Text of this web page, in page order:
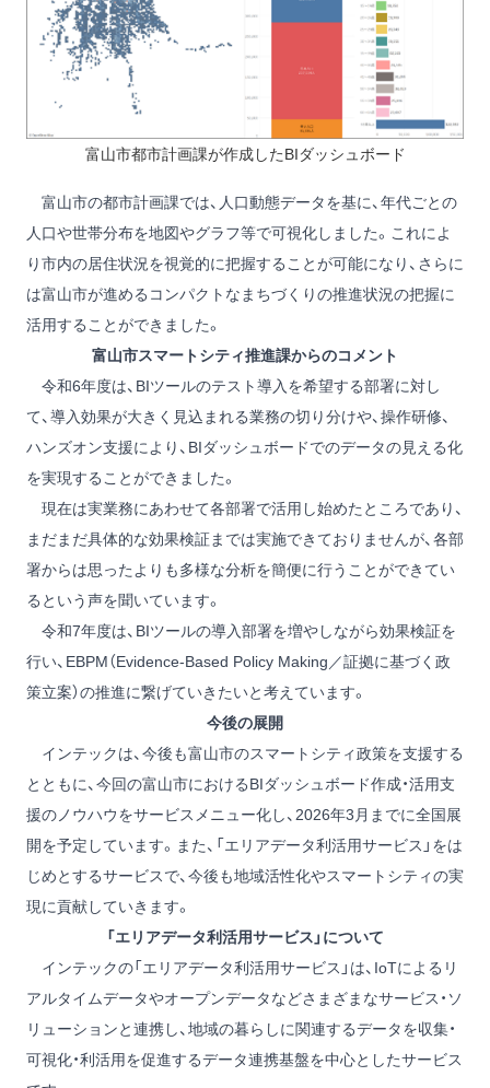
富山市都市計画課が作成したBIダッシュボード
富山市の都市計画課では、人口動態データを基に、年代ごとの
人口や世帯分布を地図やグラフ等で可視化しました。これによ
り市内の居住状況を視覚的に把握することが可能になり、さらに
は富山市が進めるコンパクトなまちづくりの推進状況の把握に
活用することができました。
富山市スマートシティ推進課からのコメント
令和6年度は、BIツールのテスト導入を希望する部署に対し
て、導入効果が大きく見込まれる業務の切り分けや、操作研修、
ハンズオン支援により、BIダッシュボードでのデータの見える化
を実現することができました。
現在は実業務にあわせて各部署で活用し始めたところであり、
まだまだ具体的な効果検証までは実施できておりませんが、各部
署からは思ったよりも多様な分析を簡便に行うことができてい
るという声を聞いています。
令和7年度は、BIツールの導入部署を増やしながら効果検証を
行い、EBPM（Evidence-Based Policy Making／証拠に基づく政
策立案）の推進に繋げていきたいと考えています。
今後の展開
インテックは、今後も富山市のスマートシティ政策を支援する
とともに、今回の富山市におけるBIダッシュボード作成・活用支
援のノウハウをサービスメニュー化し、2026年3月までに全国展
開を予定しています。また、「エリアデータ利活用サービス」をは
じめとするサービスで、今後も地域活性化やスマートシティの実
現に貢献していきます。
「エリアデータ利活用サービス」について
インテックの「エリアデータ利活用サービス」は、IoTによるリ
アルタイムデータやオープンデータなどさまざまなサービス・ソ
リューションと連携し、地域の暮らしに関連するデータを収集・
可視化・利活用を促進するデータ連携基盤を中心としたサービス